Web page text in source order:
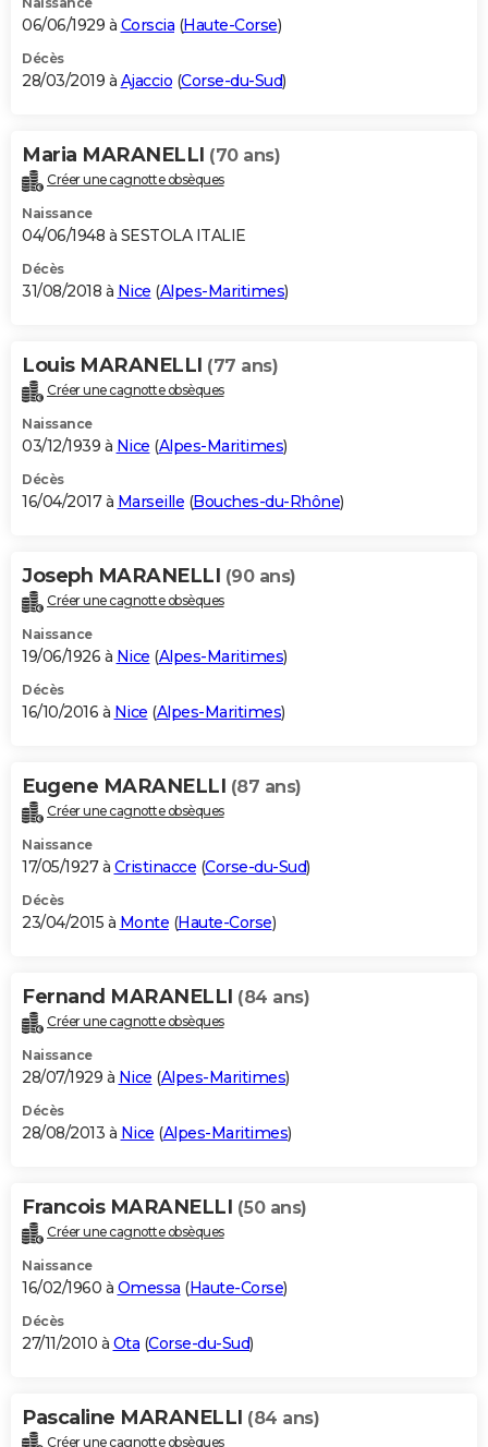
06/06/1929 à Corscia (Haute-Corse)
Décès
28/03/2019 à Ajaccio (Corse-du-Sud)
Maria MARANELLI (70 ans)
Créer une cagnotte obsèques
Naissance
04/06/1948 à SESTOLA ITALIE
Décès
31/08/2018 à Nice (Alpes-Maritimes)
Louis MARANELLI (77 ans)
Créer une cagnotte obsèques
Naissance
03/12/1939 à Nice (Alpes-Maritimes)
Décès
16/04/2017 à Marseille (Bouches-du-Rhône)
Joseph MARANELLI (90 ans)
Créer une cagnotte obsèques
Naissance
19/06/1926 à Nice (Alpes-Maritimes)
Décès
16/10/2016 à Nice (Alpes-Maritimes)
Eugene MARANELLI (87 ans)
Créer une cagnotte obsèques
Naissance
17/05/1927 à Cristinacce (Corse-du-Sud)
Décès
23/04/2015 à Monte (Haute-Corse)
Fernand MARANELLI (84 ans)
Créer une cagnotte obsèques
Naissance
28/07/1929 à Nice (Alpes-Maritimes)
Décès
28/08/2013 à Nice (Alpes-Maritimes)
Francois MARANELLI (50 ans)
Créer une cagnotte obsèques
Naissance
16/02/1960 à Omessa (Haute-Corse)
Décès
27/11/2010 à Ota (Corse-du-Sud)
Pascaline MARANELLI (84 ans)
Créer une cagnotte obsèques